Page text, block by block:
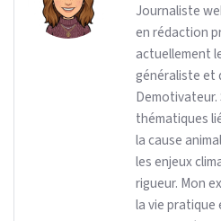
Journaliste
en rédaction
actuellement
généraliste et
Demotivateur.
thématiques
la cause
les enjeux
rigueur. Mon
la vie pratique